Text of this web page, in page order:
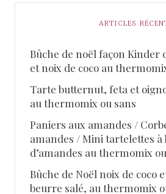
ARTICLES
Bûche de noël façon Kinder
et noix de coco au
Tarte butternut, feta et
au thermomix ou sans
Paniers aux amandes /
amandes / Mini tartelettes à
d’amandes au thermomix
Bûche de Noël noix de coco
beurre salé, au thermomix